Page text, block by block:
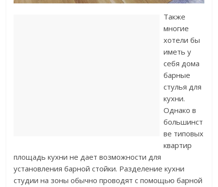
Также
многие
хотели бы
иметь у
себя дома
барные
стулья для
кухни.
Однако в
большинст
ве типовых
квартир
площадь кухни не дает возможности для
установления барной стойки. Разделение кухни
студии на зоны обычно проводят с помощью барной